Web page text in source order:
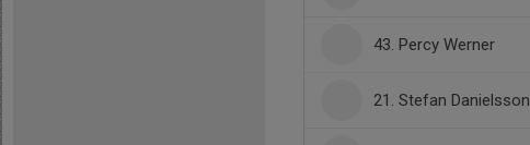
43. Percy Werner
21. Stefan Danielsson